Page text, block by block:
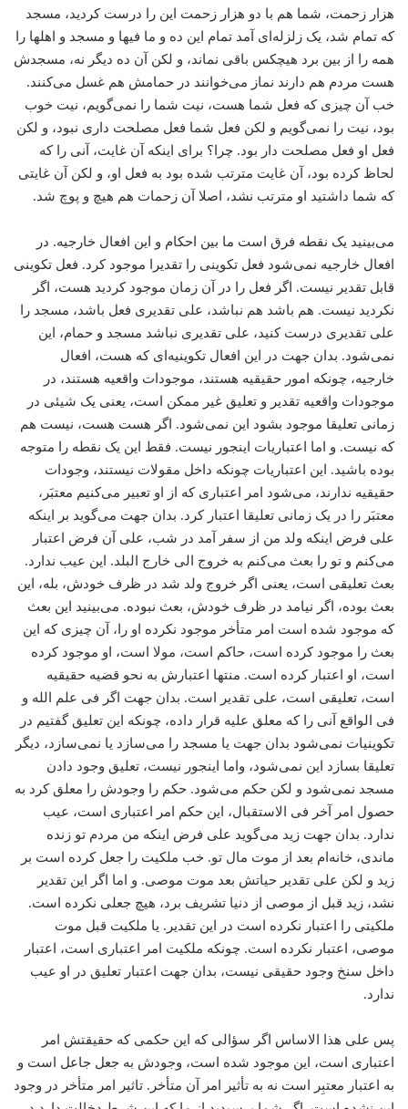
هزار زحمت، شما هم با دو هزار زحمت این را درست کردید، مسجد
که تمام شد، یک زلزله‌ای آمد تمام این ده و ما فیها و مسجد و اهلها را
همه را از بین برد هیچکس باقی نماند، و لکن آن ده دیگر نه، مسجدش
هست ‌مردم هم دارند نماز می‌‌خوانند در حمامش هم غسل می‌‌کنند.
خب آن چیزی ‌که فعل شما هست، نیت شما را نمی‌گویم، نیت خوب
بود، ‌نیت را نمی‌گویم و لکن فعل شما فعل مصلحت ‌داری نبود، و لکن
فعل او فعل مصلحت‌ دار بود. چرا؟ برای اینکه آن غایت، ‌آنی را که
لحاظ کرده بود، آن غایت مترتب شده بود به فعل او، و لکن آن غایتی
که شما داشتید او مترتب نشد، ‌اصلا آن زحمات هم هیچ و پوچ شد.
می‌بینید یک نقطه فرق است ما بین احکام و این افعال خارجیه. در
افعال خارجیه نمی‌شود فعل تکوینی را تقدیرا موجود کرد. فعل تکوینی
قابل تقدیر نیست. اگر فعل را در آن زمان موجود کردید هست، اگر
نکردید نیست. هم باشد هم نباشد، ‌علی تقدیری فعل باشد، ‌مسجد را
علی تقدیری درست کنید، علی تقدیری نباشد مسجد و حمام، ‌این
نمی‌شود. بدان جهت در این افعال تکوینیه‌ای که هست، افعال
خارجیه، چونکه امور حقیقیه هستند، موجودات واقعیه هستند، در
موجودات واقعیه تقدیر و تعلیق غیر ممکن است، یعنی یک شیئی در
زمانی تعلیقا موجود بشود این نمی‌شود. اگر هست هست، ‌نیست هم
که نیست. و اما اعتباریات اینجور نیست. فقط این یک نقطه را متوجه
بوده باشید. این اعتباریات چونکه داخل مقولات نیستند، وجودات
حقیقیه ندارند، می‌‌شود امر اعتباری که از او تعبیر می‌‌کنیم معتبَر،
معتبَر را در یک زمانی تعلیقا اعتبار کرد. بدان جهت می‌‌گوید بر اینکه
علی فرض اینکه ولد من از سفر آمد در شب، علی آن فرض اعتبار
می‌‌کنم و تو را بعث می‌‌کنم به خروج الی خارج البلد. این عیب ندارد.
بعث تعلیقی است، یعنی اگر خروج ولد شد در ظرف خودش، بله، ‌این
بعث بوده، اگر نیامد در ظرف خودش، بعث نبوده. می‌‌بینید این بعث
که موجود شده است امر متأخر موجود نکرده او را، آن چیزی که این
بعث را موجود کرده است، حاکم است، مولا است، او موجود کرده
است، ‌او اعتبار کرده است. منتها اعتبارش به نحو قضیه حقیقیه
است، ‌تعلیقی است، علی تقدیر است. بدان جهت اگر فی علم الله و
فی الواقع آنی را که معلق‌ علیه قرار داده، چونکه این تعلیق گفتیم در
تکوینیات نمی‌شود بدان جهت یا مسجد را می‌سازد یا نمی‌سازد، ‌دیگر
تعلیقا بسازد این نمی‌شود، و‌اما اینجور نیست، تعلیق وجود دادن
مسجد نمی‌شود و لکن حکم می‌‌شود. حکم را وجودش را معلق کرد به
حصول امر آخر فی الاستقبال، ‌این حکم امر اعتباری است، ‌عیب
ندارد. بدان جهت زید می‌‌گوید علی فرض اینکه من مردم تو زنده
ماندی، خانه‌ام بعد از موت مال تو. خب ملکیت را جعل کرده است بر
زید و لکن علی تقدیر حیاتش بعد موت موصی. و اما اگر این تقدیر
نشد، زید قبل از موصی از دنیا تشریف برد، هیچ جعلی نکرده است.
ملکیتی را اعتبار نکرده است در این تقدیر. یا ملکیت قبل موت
موصی، اعتبار نکرده است. چونکه ملکیت امر اعتباری است، ‌اعتبار
‌داخل سنخ وجود حقیقی نیست، بدان جهت اعتبار تعلیق در او عیب
ندارد.
پس علی هذا الاساس اگر سؤالی که این حکمی که حقیقتش امر
اعتباری است، این موجود شده است، وجودش به جعل جاعل است و
به اعتبار معتبِر است نه به تأثیر امر آن متأخر. تاثیر امر متأخر در وجود